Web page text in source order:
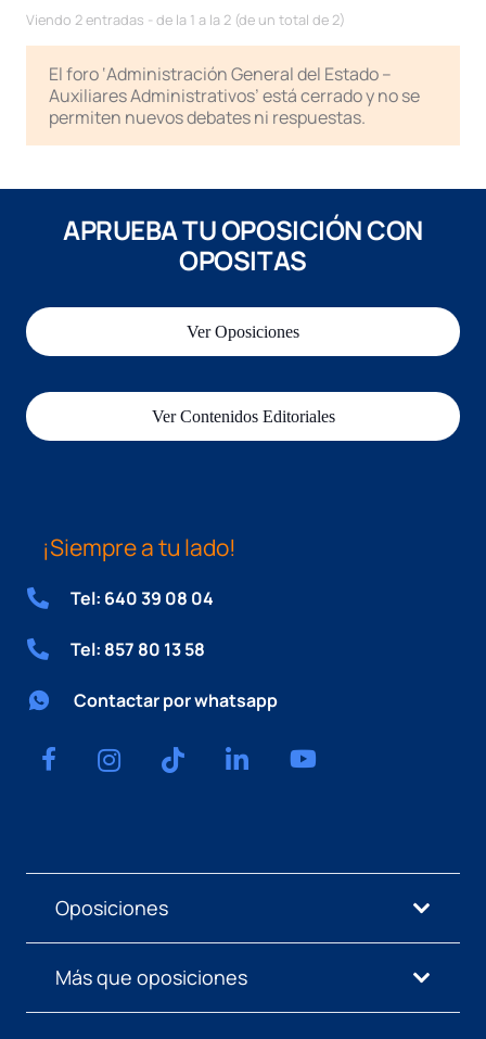
Viendo 2 entradas - de la 1 a la 2 (de un total de 2)
El foro ‘Administración General del Estado –
Auxiliares Administrativos’ está cerrado y no se
permiten nuevos debates ni respuestas.
APRUEBA TU OPOSICIÓN CON
OPOSITAS
Ver Oposiciones
Ver Contenidos Editoriales
¡Siempre a tu lado!
Tel: 640 39 08 04
Tel: 857 80 13 58
Contactar por whatsapp
Oposiciones
Más que oposiciones